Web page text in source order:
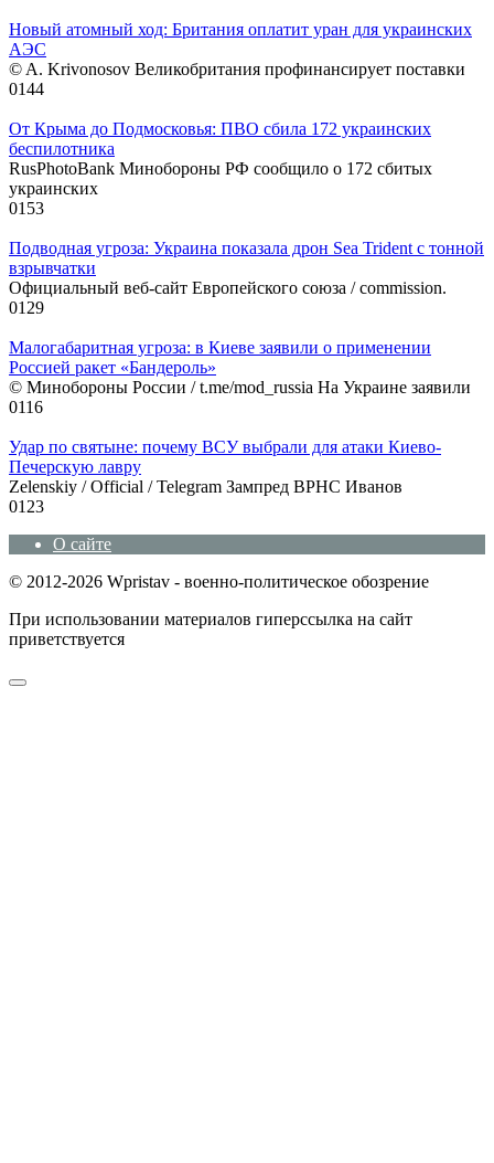
Новый атомный ход: Британия оплатит уран для украинских
АЭС
© A. Krivonosov Великобритания профинансирует поставки
0144
От Крыма до Подмосковья: ПВО сбила 172 украинских
беспилотника
RusPhotoBank Минобороны РФ сообщило о 172 сбитых
украинских
0153
Подводная угроза: Украина показала дрон Sea Trident с тонной
взрывчатки
Официальный веб-сайт Европейского союза / commission.
0129
Малогабаритная угроза: в Киеве заявили о применении
Россией ракет «Бандероль»
© Минобороны России / t.me/mod_russia На Украине заявили
0116
Удар по святыне: почему ВСУ выбрали для атаки Киево-
Печерскую лавру
Zеlеnskiу / Оfficiаl / Telegram Зампред ВРНС Иванов
0123
О сайте
© 2012-2026 Wpristav - военно-политическое обозрение
При использовании материалов гиперссылка на сайт
приветствуется